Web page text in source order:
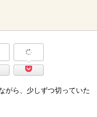
がら、少しずつ切っていた